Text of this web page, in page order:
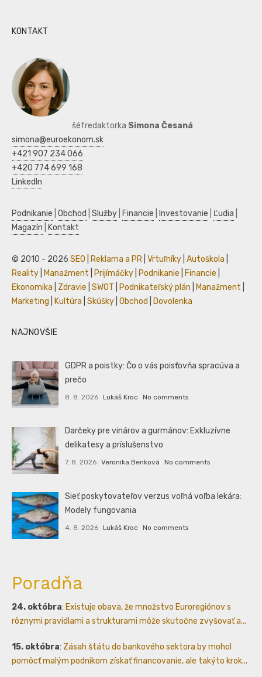
KONTAKT
šéfredaktorka Simona Česaná
simona@euroekonom.sk
+421 907 234 066
+420 774 699 168
LinkedIn
Podnikanie Obchod Služby Financie Investovanie Ľudia
Magazín
Kontakt
© 2010 - 2026 SEO Reklama a PR Vrtuľníky Autoškola
Reality
Manažment Prijímáčky Podnikanie Financie
Ekonomika
Zdravie SWOT Podnikateľský plán Manažment
Marketing
Kultúra Skúšky Obchod Dovolenka
NAJNOVŠIE
GDPR a poistky: Čo o vás poisťovňa spracúva a
prečo
8. 8. 2026 Lukáš Kroc No comments
Darčeky pre vinárov a gurmánov: Exkluzívne
delikatesy a príslušenstvo
7. 8. 2026 Veronika Benková No comments
Sieť poskytovateľov verzus voľná voľba lekára:
Modely fungovania
4. 8. 2026 Lukáš Kroc No comments
Poradňa
24. októbra: Existuje obava, že množstvo Euroregiónov s
rôznymi pravidlami a strukturami môže skutočne zvyšovať a...
15. októbra: Zásah štátu do bankového sektora by mohol
pomôcť malým podnikom získať financovanie, ale takýto krok...